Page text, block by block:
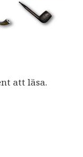
att läsa.